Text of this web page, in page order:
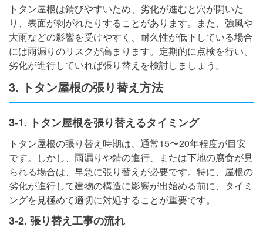
トタン屋根は錆びやすいため、劣化が進むと穴が開いた
り、表面が剥がれたりすることがあります。また、強風や
大雨などの影響を受けやすく、耐久性が低下している場合
には雨漏りのリスクが高まります。定期的に点検を行い、
劣化が進行していれば張り替えを検討しましょう。
3. トタン屋根の張り替え方法
3-1. トタン屋根を張り替えるタイミング
トタン屋根の張り替え時期は、通常15〜20年程度が目安
です。しかし、雨漏りや錆の進行、または下地の腐食が見
られる場合は、早急に張り替えが必要です。特に、屋根の
劣化が進行して建物の構造に影響が出始める前に、タイミ
ングを見極めて適切に対処することが重要です。
3-2. 張り替え工事の流れ